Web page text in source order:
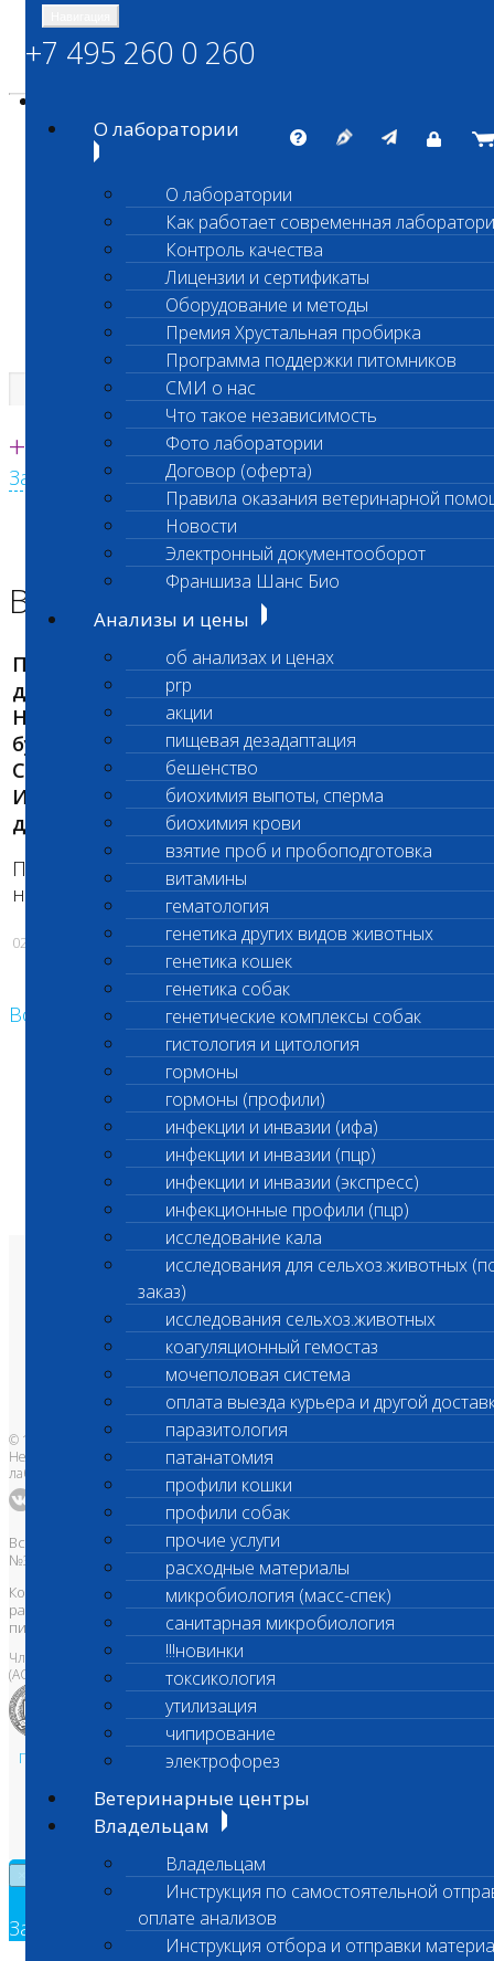
ШАНС БИО
Независимая ветеринарная лаборатория
Единая круглосуточная справочная
+7 495 260 0 260
Заказать звонок с сайта
+7 495 260 0 260
О лаборатории
О лаборатории
Как работает современная
Контроль качества
Лицензии и сертификаты
Оборудование и методы
Премия Хрустальная пробирка
Программа поддержки питомников
СМИ о нас
Что такое независимость
Фото лаборатории
Договор (оферта)
Правила оказания ветеринарной
Новости
Электронный документооборот
Франшиза Шанс Био
Анализы и цены
об анализах и ценах
prp
акции
пищевая дезадаптация
бешенство
биохимия выпоты, сперма
биохимия крови
взятие проб и пробоподготовка
витамины
гематология
генетика других видов животных
генетика кошек
генетика собак
генетические комплексы собак
гистология и цитология
гормоны
гормоны (профили)
инфекции и инвазии (ифа)
инфекции и инвазии (пцр)
инфекции и инвазии (экспресс)
инфекционные профили (пцр)
исследование кала
исследования для сельхоз.животных
заказ)
исследования сельхоз.животных
коагуляционный гемостаз
мочеполовая система
оплата выезда курьера и другой
паразитология
патанатомия
профили кошки
профили собак
прочие услуги
расходные материалы
микробиология (масс-спек)
санитарная микробиология
!!!новинки
токсикология
утилизация
чипирование
электрофорез
Ветеринарные центры
Владельцам
Владельцам
Инструкция по самостоятельной
оплате анализов
Инструкция отбора и отправки
Главная страница
ВАЖНО!
ПО техническим причинам 2 октября с 21:00
до 3 октября 9:00 не будет воды на
НАГОРНОЙ, и тоже само и в те же часы не
будет воды с 3 по 4 октября.
СРОЧНЫЕ БИОХИМИЧЕСКИЕ
ИССЛЕДОВАНИЯ в данный период не
доступны!
Приносим свои извинения за доставленные
неудобства!
02.10.2017
Возврат к списку
О лаборатории
Анализы и цены
Ветеринарные центры
Владельцам
Врачам и клиникам
Бланки лаборатории
Банк донорской крови
Адреса лабораторий
© 1996-2026
Независимая ветеринарная
лаборатория Шанс Био
Все права защищены и охраняются законом. Товарный знак
№395740 от 2008 г. ООО "ШАНС БИО"
Копирование, тиражирование, а также использование материалов,
размещенных на сайтеwww.vetlab.ruвозможно только с
письменного разрешения Правообладателя
Член Национальной ветеринарной палаты
(АСРО НВП)
Политика в области персональных данных и конфиденциальности
Техническая поддержка
Заявка на обратный звонок